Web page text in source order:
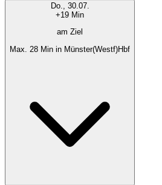
Do., 30.07.
+19 Min
am Ziel
Max. 28 Min in Münster(Westf)Hbf